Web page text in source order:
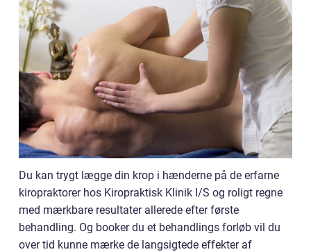
Du kan trygt lægge din krop i hænderne på de erfarne
kiropraktorer hos Kiropraktisk Klinik I/S og roligt regne
med mærkbare resultater allerede efter første
behandling. Og booker du et behandlings forløb vil du
over tid kunne mærke de langsigtede effekter af